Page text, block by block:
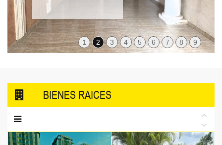
1 2 3 4 5 6 7 8 9
BIENES RAICES